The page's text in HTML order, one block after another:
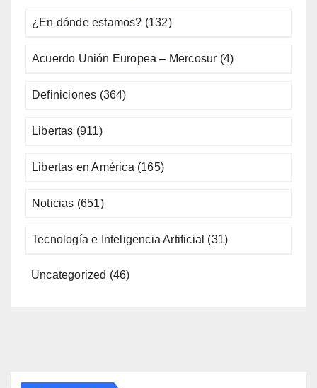
¿En dónde estamos? (132)
Acuerdo Unión Europea – Mercosur (4)
Definiciones (364)
Libertas (911)
Libertas en América(165)
Noticias (651)
Tecnología e Inteligencia Artificial (31)
Uncategorized (46)